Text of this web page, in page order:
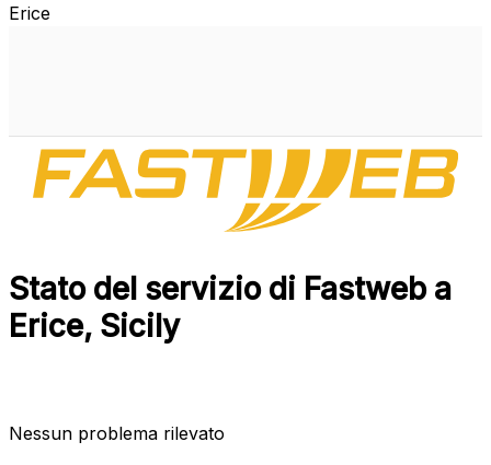
Erice
Stato del servizio di Fastweb a
Erice, Sicily
Nessun problema rilevato